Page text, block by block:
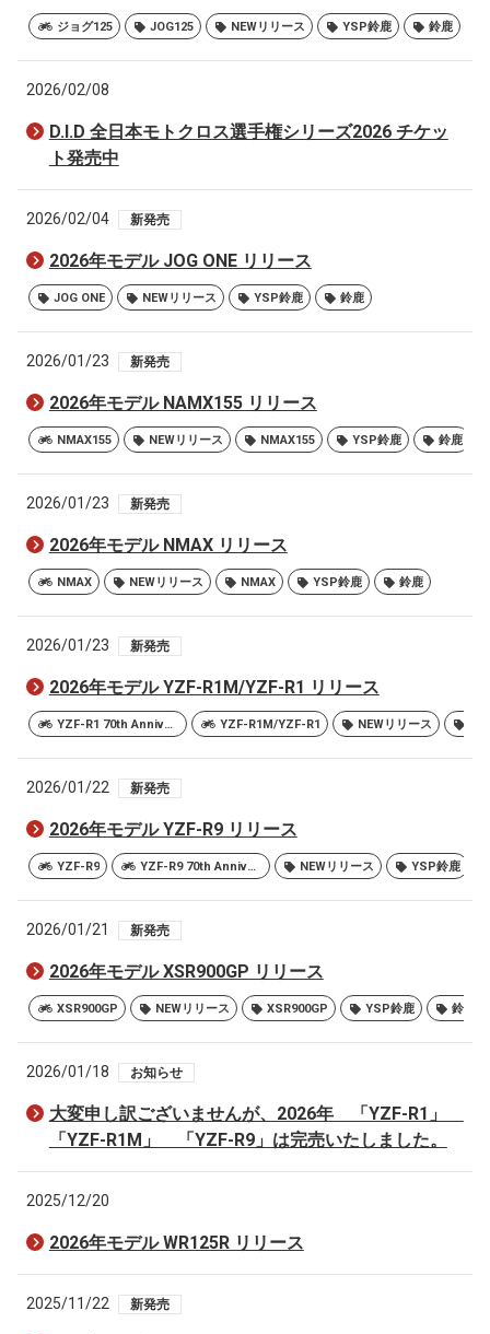
ジョグ125 JOG125 NEWリリース YSP鈴鹿 鈴鹿
2026/02/08
D.I.D 全日本モトクロス選手権シリーズ2026 チケッ
ト発売中
2026/02/04 新発売
2026年モデル JOG ONE リリース
JOG ONE NEWリリース YSP鈴鹿 鈴鹿
2026/01/23 新発売
2026年モデル NAMX155 リリース
NMAX155 NEWリリース NMAX155 YSP鈴鹿 鈴鹿
2026/01/23 新発売
2026年モデル NMAX リリース
NMAX NEWリリース NMAX YSP鈴鹿 鈴鹿
2026/01/23 新発売
2026年モデル YZF-R1M/YZF-R1 リリース
YZF-R1 70th Anniversary ABS YZF-R1M/YZF-R1 NEWリリース
2026/01/22 新発売
2026年モデル YZF-R9 リリース
YZF-R9 YZF-R9 70th Anniversary Edition NEWリリース YSP鈴鹿
2026/01/21 新発売
2026年モデル XSR900GP リリース
XSR900GP NEWリリース XSR900GP YSP鈴鹿 鈴鹿
2026/01/18 お知らせ
大変申し訳ございませんが、2026年 「YZF-R1」
「YZF-R1M」 「YZF-R9」は完売いたしました。
2025/12/20
2026年モデル WR125R リリース
2025/11/22 新発売